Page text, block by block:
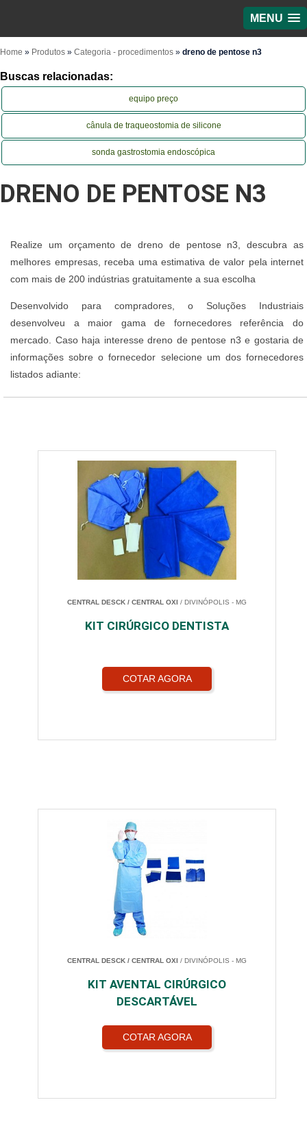
MENU
Home » Produtos » Categoria - procedimentos » dreno de pentose n3
Buscas relacionadas:
equipo preço
cânula de traqueostomia de silicone
sonda gastrostomia endoscópica
DRENO DE PENTOSE N3
Realize um orçamento de dreno de pentose n3, descubra as
melhores empresas, receba uma estimativa de valor pela internet
com mais de 200 indústrias gratuitamente a sua escolha
Desenvolvido para compradores, o Soluções Industriais
desenvolveu a maior gama de fornecedores referência do
mercado. Caso haja interesse dreno de pentose n3 e gostaria de
informações sobre o fornecedor selecione um dos fornecedores
listados adiante:
CENTRAL DESCK / CENTRAL OXI / DIVINÓPOLIS - MG
KIT CIRÚRGICO DENTISTA
COTAR AGORA
CENTRAL DESCK / CENTRAL OXI / DIVINÓPOLIS - MG
KIT AVENTAL CIRÚRGICO
DESCARTÁVEL
COTAR AGORA